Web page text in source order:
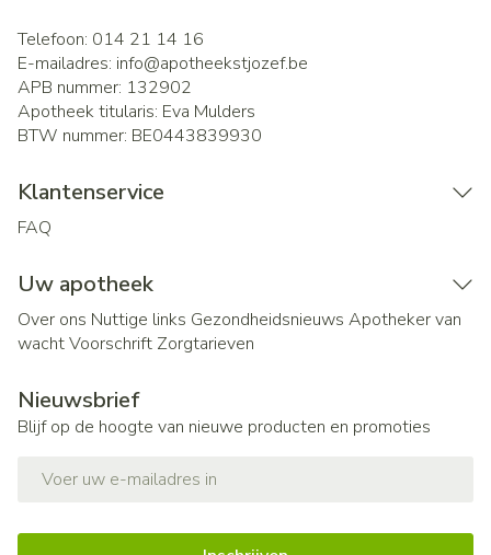
Telefoon: 014 21 14 16
E-mailadres: info@apotheekstjozef.be
APB nummer: 132902
Apotheek titularis: Eva Mulders
BTW nummer: BE0443839930
Klantenservice
FAQ
Uw apotheek
Over ons Nuttige links Gezondheidsnieuws Apotheker van
wachtVoorschrift Zorgtarieven
Nieuwsbrief
Blijf op de hoogte van nieuwe producten en promoties